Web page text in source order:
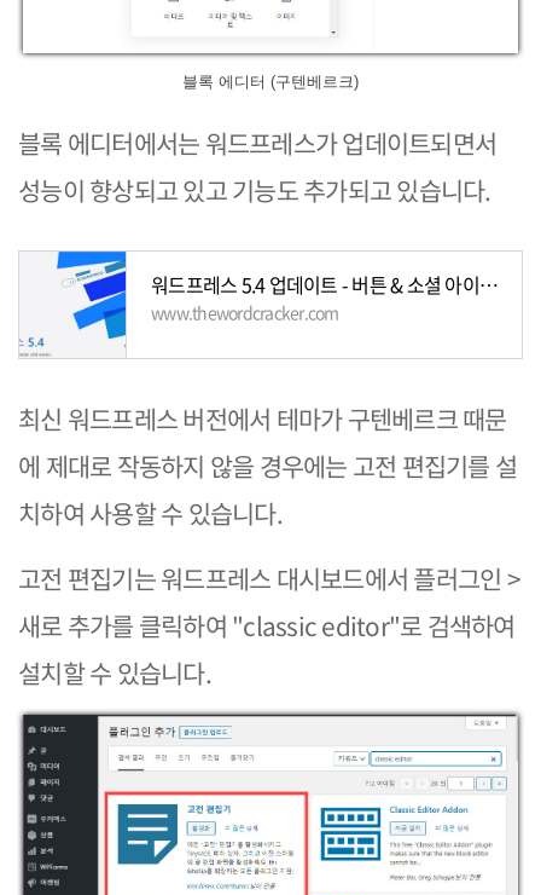
블록 에디터 (구텐베르크)
블록 에디터에서는 워드프레스가 업데이트되면서
성능이 향상되고 있고 기능도 추가되고 있습니다.
워드프레스 5.4 업데이트 - 버튼 & 소셜 아이콘 블록, 속도 향상 등 - 워드프레스 기본
www.thewordcracker.com
최신 워드프레스 버전에서 테마가 구텐베르크 때문
에 제대로 작동하지 않을 경우에는 고전 편집기를 설
치하여 사용할 수 있습니다.
고전 편집기는 워드프레스 대시보드에서 플러그인 >
새로 추가를 클릭하여 "classic editor"로 검색하여
설치할 수 있습니다.